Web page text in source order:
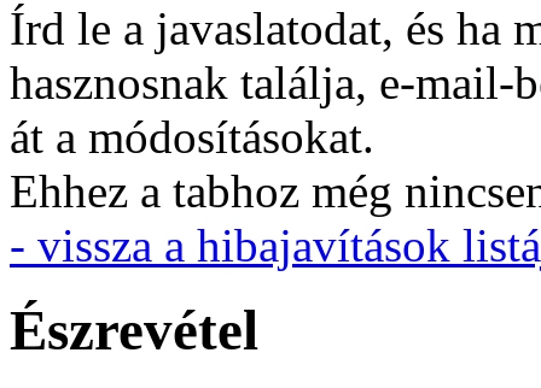
Írd le a javaslatodat, és ha
hasznosnak találja, e-mail-
át a módosításokat.
Ehhez a tabhoz még
- vissza a hibajavítások
Észrevétel